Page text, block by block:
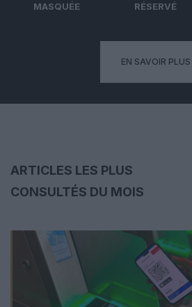
MASQUÉE
RÉSERVÉ
EN SAVOIR PLUS
ARTICLES LES PLUS
CONSULTÉS DU MOIS